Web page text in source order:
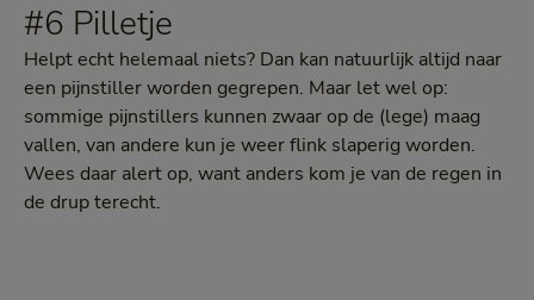
#6 Pilletje
Helpt echt helemaal niets? Dan kan natuurlijk altijd naar
een pijnstiller worden gegrepen. Maar let wel op:
sommige pijnstillers kunnen zwaar op de (lege) maag
vallen, van andere kun je weer flink slaperig worden.
Wees daar alert op, want anders kom je van de regen in
de drup terecht.